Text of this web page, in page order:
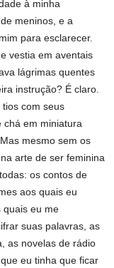
à minha
meninos, e a
para esclarecer.
vestia em aventais
lágrimas quentes
instrução? É claro.
com seus
chá em miniatura
mesmo sem os
arte de ser feminina
os contos de
aos quais eu
quais eu me
suas palavras, as
as novelas de rádio
eu tinha que ficar